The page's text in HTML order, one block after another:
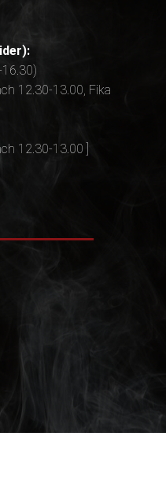
12.30-13.00, Fika
12.30-13.00 ]